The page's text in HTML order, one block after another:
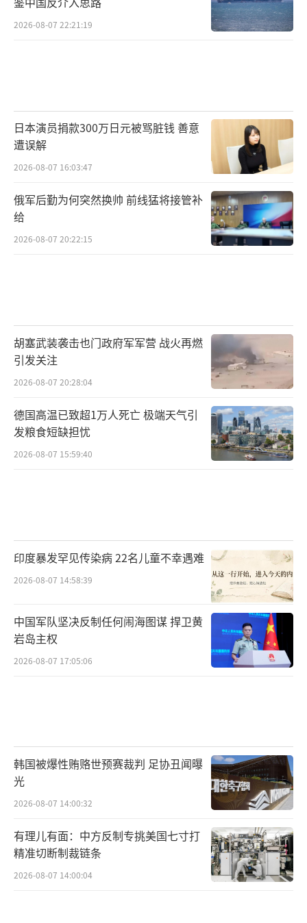
2026-08-07 22:21:19
日本演员捐款300万日元被骂脏钱 善意
遭误解
2026-08-07 16:03:47
俄军后勤为何突然换帅 前线猛将接管补
给
2026-08-07 20:22:15
胡塞武装袭击也门政府军军营 战火再燃
引发关注
2026-08-07 20:28:04
德国高温已致超1万人死亡 极端天气引
发粮食短缺担忧
2026-08-07 15:59:40
印度暴发罕见传染病 22名儿童不幸遇难
2026-08-07 14:58:39
中国军队坚决反制任何闹海图谋 捍卫黄
岩岛主权
2026-08-07 17:05:06
韩国被爆性贿赂世预赛裁判 足协丑闻曝
光
2026-08-07 14:00:32
有理儿有面：中方反制专挑美国七寸打
精准切断制裁链条
2026-08-07 14:00:04